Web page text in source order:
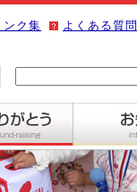
よくある質問
ンク集